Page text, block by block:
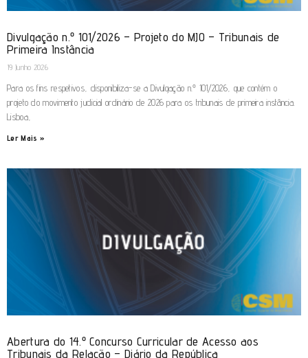
Divulgação n.º 101/2026 – Projeto do MJO – Tribunais de
Primeira Instância
19 Junho 2026
Para os fins respetivos, disponibiliza-se a Divulgação n.º 101/2026, que contém o
projeto do movimento judicial ordinário de 2026 para os tribunais de primeira instância.
Lisboa,
Ler Mais »
Abertura do 14.º Concurso Curricular de Acesso aos
Tribunais da Relação – Diário da República